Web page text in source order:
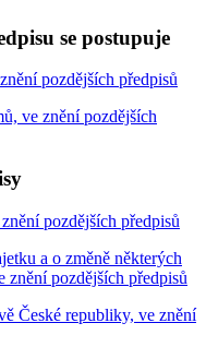
se postupuje
pozdějších předpisů
ve znění pozdějších
pozdějších předpisů
a o změně některých
znění pozdějších předpisů
České republiky, ve znění